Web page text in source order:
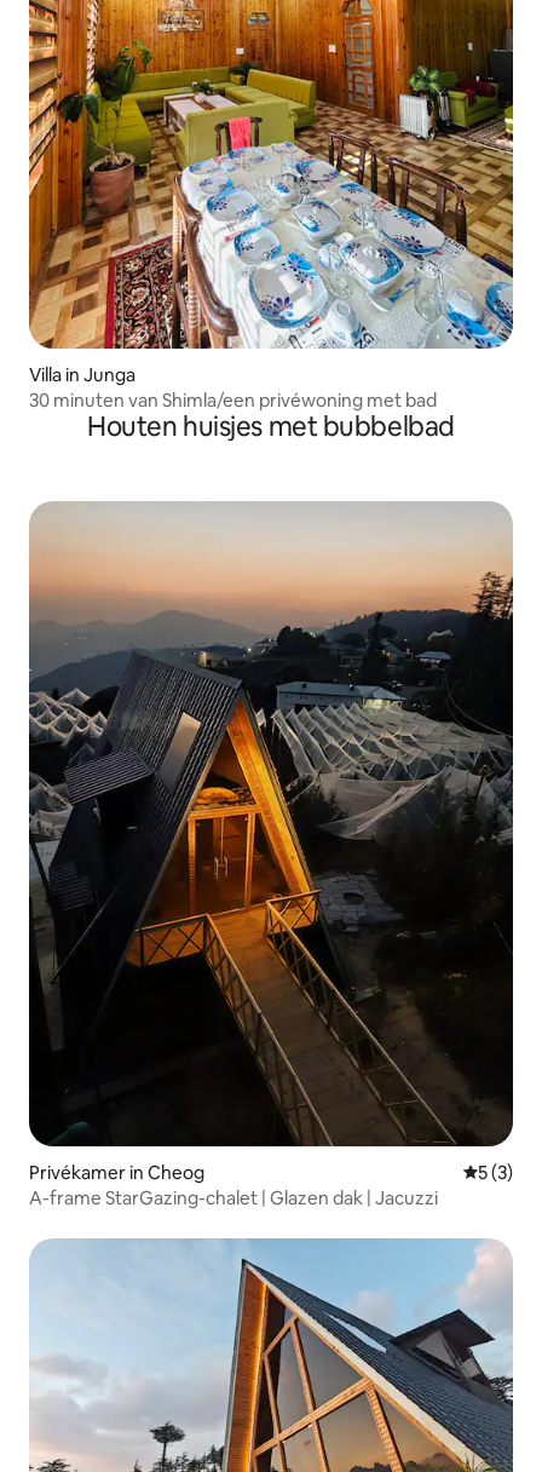
Villa in Junga
30 minuten van Shimla/een privéwoning met bad
Houten huisjes met bubbelbad
Privékamer in Cheog
5 (3)
A-frame StarGazing-chalet | Glazen dak | Jacuzzi